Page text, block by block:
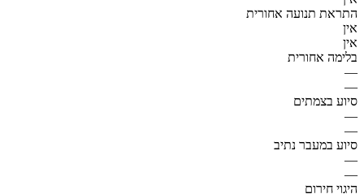
התראת תנועה אחורית
אין
אין
בלימה אחורית
—
—
סיוע בצמתים
—
—
סיוע במעבר נתיב
—
—
היגוי חירום